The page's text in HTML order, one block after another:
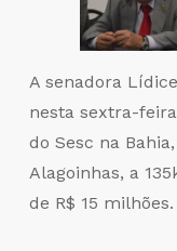
A senadora
nesta sextra-
do Sesc na
Alagoinhas, a
de R$ 15 milhões.